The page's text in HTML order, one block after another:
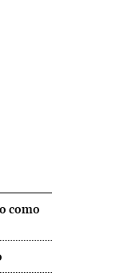
como